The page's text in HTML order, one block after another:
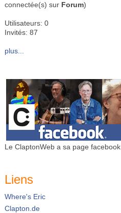
connectée(s) sur Forum)
Utilisateurs: 0
Invités: 87
plus...
Le ClaptonWeb a sa page facebook
Liens
Where's Eric
Clapton.de